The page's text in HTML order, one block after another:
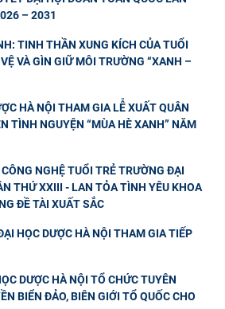
– 2031
TINH THẦN XUNG KÍCH CỦA TUỔI
VÀ GÌN GIỮ MÔI TRƯỜNG “XANH –
HÀ NỘI THAM GIA LỄ XUẤT QUÂN
TÌNH NGUYỆN “MÙA HÈ XANH” NĂM
NGHỆ TUỔI TRẺ TRƯỜNG ĐẠI
THỨ XXIII - LAN TỎA TÌNH YÊU KHOA
ĐỀ TÀI XUẤT SẮC
HỌC DƯỢC HÀ NỘI THAM GIA TIẾP
DƯỢC HÀ NỘI TỔ CHỨC TUYÊN
BIỂN ĐẢO, BIÊN GIỚI TỔ QUỐC CHO